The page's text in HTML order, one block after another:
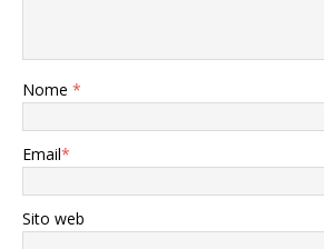
Nome *
Email*
Sito web